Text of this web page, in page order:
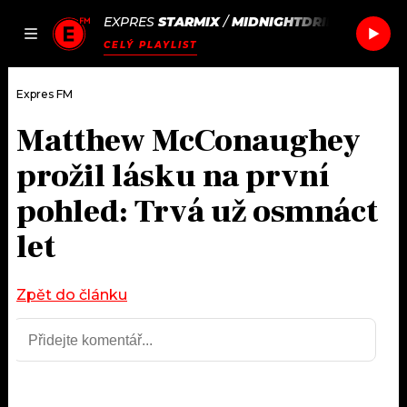
JAK
SEZNAM.CZ
EXPRES STARMIX/MIDNIGHTDRIP
CELÝ PLAYLIST
DOMŮ
ČLÁNKY
AKTUÁLNĚ
HUDBA
PODCASTY
JAK NALADIT
RÁDIO
Expres FM
Matthew McConaughey
prožil lásku na první
pohled: Trvá už osmnáct
let
Zpět do článku